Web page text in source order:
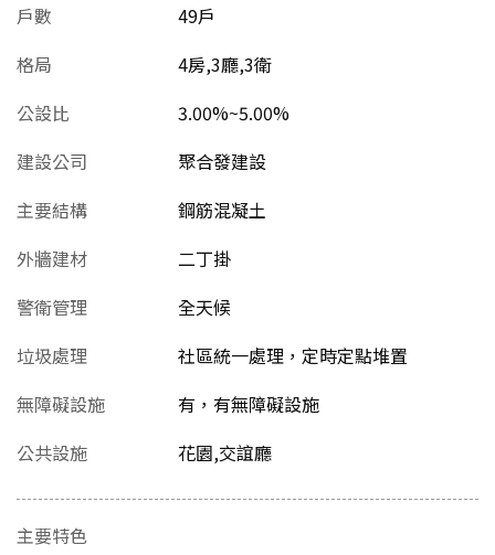
戶數
49戶
格局
4房,3廳,3衛
公設比
3.00%~5.00%
建設公司
聚合發建設
主要結構
鋼筋混凝土
外牆建材
二丁掛
警衛管理
全天候
垃圾處理
社區統一處理，定時定點堆置
無障礙設施
有，有無障礙設施
公共設施
花園,交誼廳
主要特色